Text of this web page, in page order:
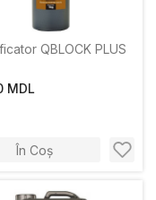
QBLOCK PLUS
MDL
În Coș